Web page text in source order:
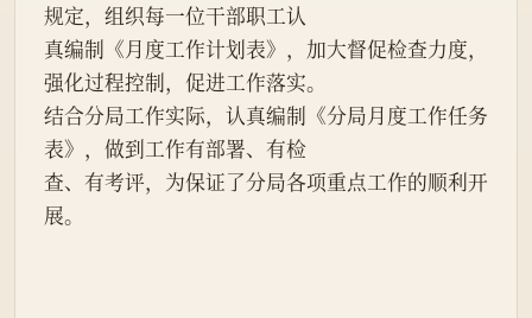
规定，组织每一位干部职工认
真编制《月度工作计划表》，加大督促检查力度，
强化过程控制，促进工作落实。
结合分局工作实际，认真编制《分局月度工作任务
表》，做到工作有部署、有检
查、有考评，为保证了分局各项重点工作的顺利开
展。